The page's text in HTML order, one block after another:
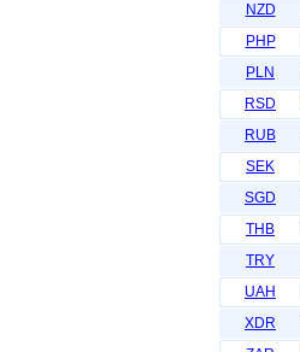
NZD
PHP
PLN
RSD
RUB
SEK
SGD
THB
TRY
UAH
XDR